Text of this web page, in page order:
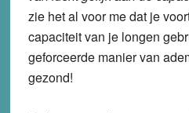
zie het al voor me dat je
capaciteit van je longen
geforceerde manier van
gezond!